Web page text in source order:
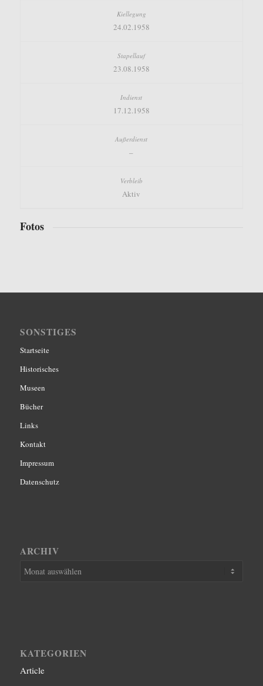
24.02.1958
23.08.1958
17.12.1958
–
Aktiv
Fotos
SONSTIGES
Startseite
Historisches
Museen
Bücher
Links
Kontakt
Impressum
Datenschutz
ARCHIV
KATEGORIEN
Article